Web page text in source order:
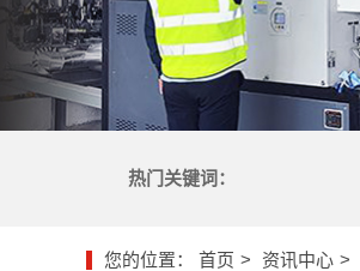
热门关键词：
您的位置： 首页 资讯中心